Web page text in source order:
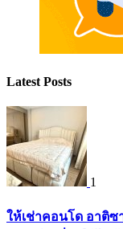
Latest Posts
1
ให้เช่าคอนโด อาติซ